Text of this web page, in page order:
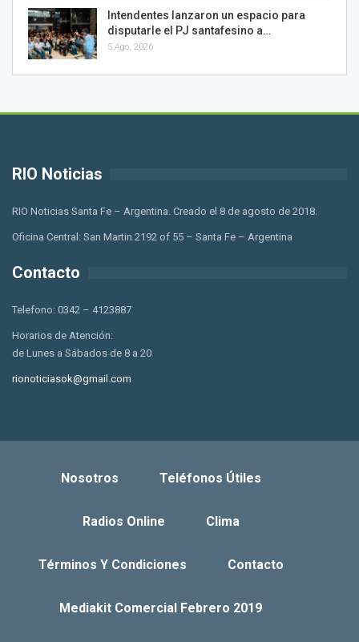
Intendentes lanzaron un espacio para
disputarle el PJ santafesino a…
5 Ago, 2026
RIO Noticias
RIO Noticias Santa Fe – Argentina. Creado el 8 de agosto de 2018.
Oficina Central: San Martin 2192 of 55 – Santa Fe – Argentina
Contacto
Telefono: 0342 – 4123887
Horarios de Atención:
de Lunes a Sábados de 8 a 20
rionoticiasok@gmail.com
Nosotros Teléfonos Útiles
Radios Online Clima
Términos Y Condiciones Contacto
Mediakit Comercial Febrero 2019